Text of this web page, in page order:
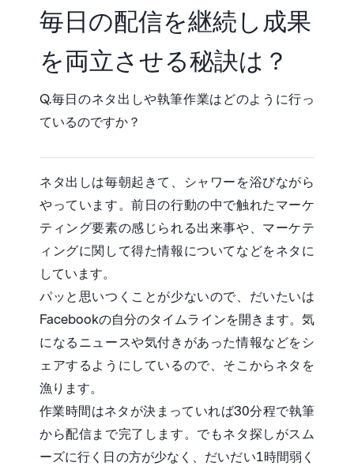
毎日の配信を継続し成果
を両立させる秘訣は？
Q.毎日のネタ出しや執筆作業はどのように行っ
ているのですか？
ネタ出しは毎朝起きて、シャワーを浴びながら
やっています。前日の行動の中で触れたマーケ
ティング要素の感じられる出来事や、マーケテ
ィングに関して得た情報についてなどをネタに
しています。
パッと思いつくことが少ないので、だいたいは
Facebookの自分のタイムラインを開きます。気
になるニュースや気付きがあった情報などをシ
ェアするようにしているので、そこからネタを
漁ります。
作業時間はネタが決まっていれば30分程で執筆
から配信まで完了します。でもネタ探しがスム
ーズに行く日の方が少なく、だいだい1時間弱く